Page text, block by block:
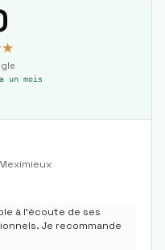
un mois
Meximieux
à l'écoute de ses
Je recommande